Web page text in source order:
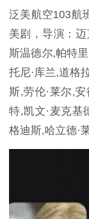
泛美航空103航
美剧，导演：迈
斯温德尔,帕特
托尼·库兰,道格
斯,劳伦·莱尔,
特,凯文·麦克基
格迪斯,哈立德·